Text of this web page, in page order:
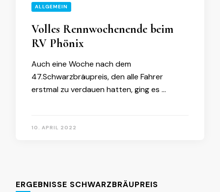
ALLGEMEIN
Volles Rennwochenende beim
RV Phönix
Auch eine Woche nach dem
47.Schwarzbräupreis, den alle Fahrer
erstmal zu verdauen hatten, ging es …
10. APRIL 2022
ERGEBNISSE SCHWARZBRÄUPREIS